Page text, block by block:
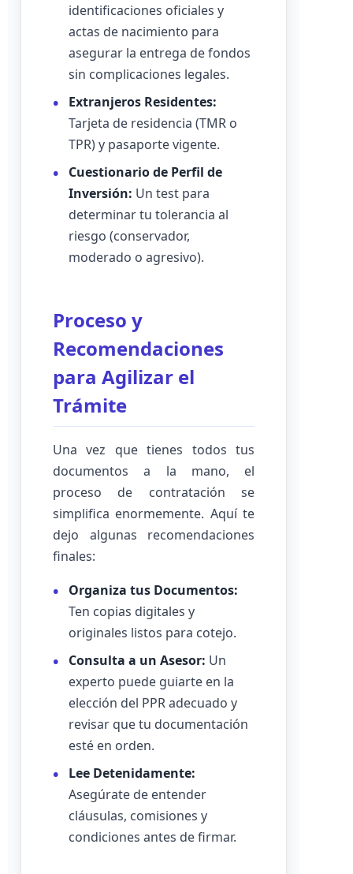
identificaciones oficiales y
actas de nacimiento para
asegurar la entrega de fondos
sin complicaciones legales.
Extranjeros Residentes:
Tarjeta de residencia (TMR o
TPR) y pasaporte vigente.
Cuestionario de Perfil de
Inversión: Un test para
determinar tu tolerancia al
riesgo (conservador,
moderado o agresivo).
Proceso y
Recomendaciones
para Agilizar el
Trámite
Una vez que tienes todos tus
documentos a la mano, el
proceso de contratación se
simplifica enormemente. Aquí te
dejo algunas recomendaciones
finales:
Organiza tus Documentos:
Ten copias digitales y
originales listos para cotejo.
Consulta a un Asesor: Un
experto puede guiarte en la
elección del PPR adecuado y
revisar que tu documentación
esté en orden.
Lee Detenidamente:
Asegúrate de entender
cláusulas, comisiones y
condiciones antes de firmar.